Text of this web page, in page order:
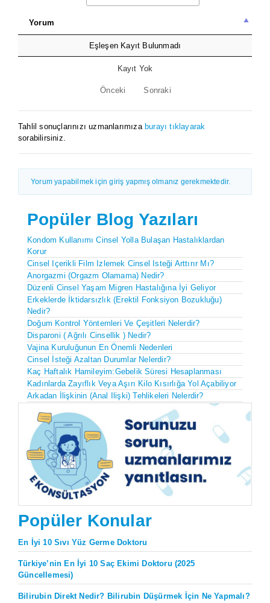
Yorum
Eşleşen Kayıt Bulunmadı
Kayıt Yok
Önceki Sonraki
Tahlil sonuçlarınızı uzmanlarımıza burayı tıklayarak
sorabilirsiniz.
Yorum yapabilmek için giriş yapmış olmanız gerekmektedir.
Popüler Blog Yazıları
Kondom Kullanımı Cinsel Yolla Bulaşan Hastalıklardan
Korur
Cinsel Içerikli Film Izlemek Cinsel Isteği Arttırır Mı?
Anorgazmi (Orgazm Olamama) Nedir?
Düzenli Cinsel Yaşam Migren Hastalığına İyi Geliyor
Erkeklerde İktidarsızlık (Erektil Fonksiyon Bozukluğu)
Nedir?
Doğum Kontrol Yöntemleri Ve Çeşitleri Nelerdir?
Disparoni ( Ağrılı Cinsellik ) Nedir?
Vajina Kuruluğunun En Önemli Nedenleri
Cinsel İsteği Azaltan Durumlar Nelerdir?
Kaç Haftalık Hamileyim:Gebelik Süresi Hesaplanması
Kadınlarda Zayıflık Veya Aşırı Kilo Kısırlığa Yol Açabiliyor
Arkadan İlişkinin (anal Ilişki) Tehlikeleri Nelerdir?
Popüler Konular
En İyi 10 Sıvı Yüz Germe Doktoru
Türkiye’nin En İyi 10 Saç Ekimi Doktoru (2025
Güncellemesi)
Bilirubin Direkt Nedir? Bilirubin Düşürmek İçin Ne Yapmalı?